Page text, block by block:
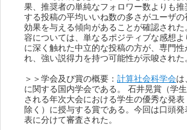
果、推奨者の単純なフォロワー数よりも推
する投稿の平均いいね数の多さがユーザ
効果を与える傾向があることが確認された
容については、単なるポジティブな感想よ
に深く触れた中立的な投稿の方が、専門性
れ、強い説得力を持つ可能性が示唆された
＞＞学会及び賞の概要： 計算社会科学会は
に関する国内学会である。 石井晃賞（学
される年次大会における学生の優秀な発
除く）に授与する賞である。今回は口頭
表に分けて審査された。